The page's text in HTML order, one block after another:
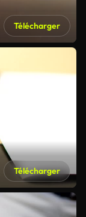
Télécharger
Télécharger